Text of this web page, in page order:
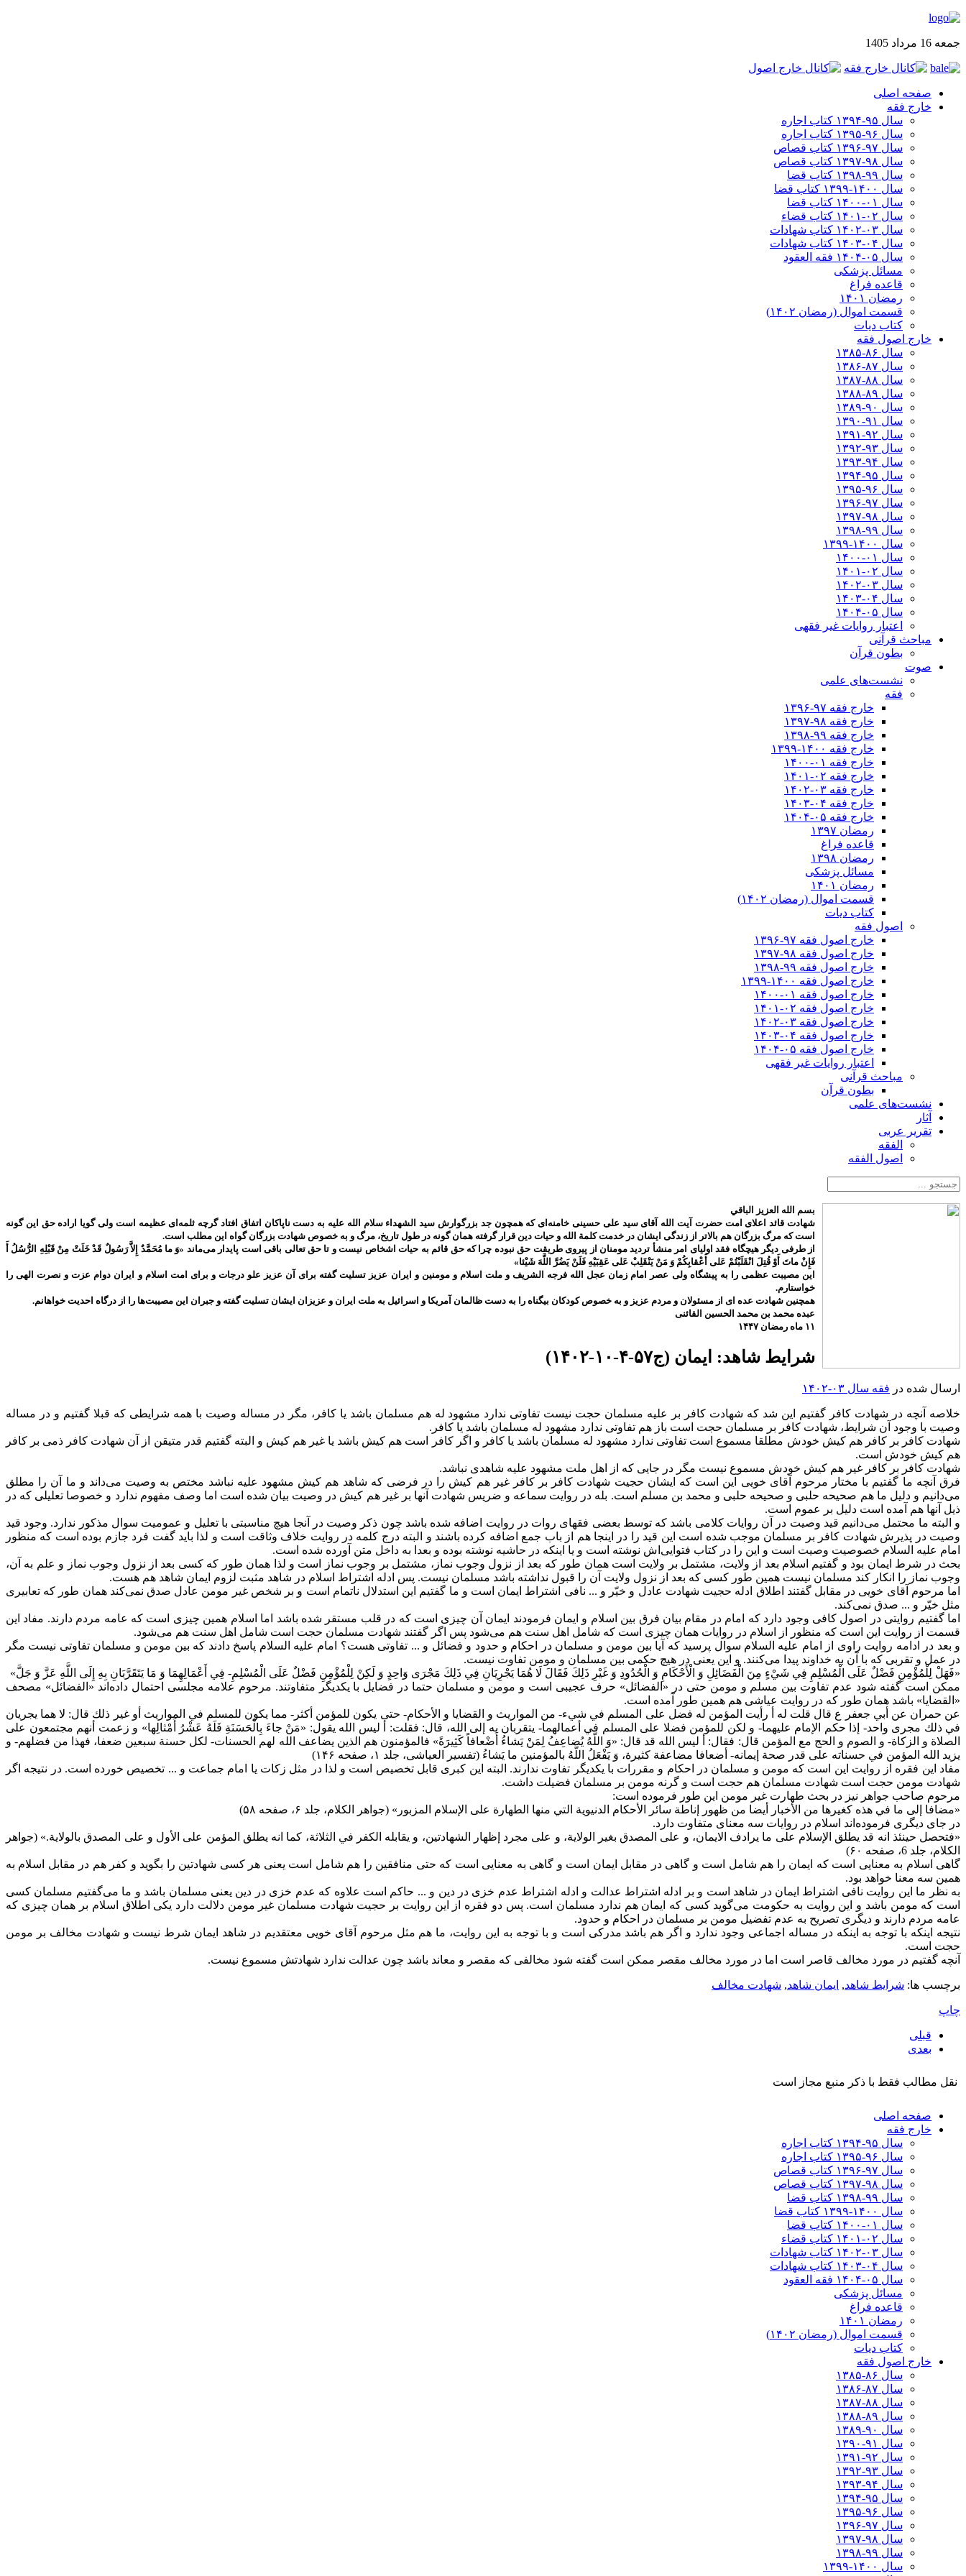
جمعه 16 مرداد 1405
صفحه اصلی
خارج فقه
سال ۹۵-۱۳۹۴ کتاب اجاره
سال ۹۶-۱۳۹۵ کتاب اجاره
سال ۹۷-۱۳۹۶ کتاب قصاص
سال ۹۸-۱۳۹۷ کتاب قصاص
سال ۹۹-۱۳۹۸‍ کتاب قضا
سال ۱۴۰۰-۱۳۹۹ کتاب قضا
سال ۰۱-۱۴۰۰ کتاب قضا
سال ۰۲-۱۴۰۱ کتاب قضاء
سال ۰۳-۱۴۰۲ کتاب شهادات
سال ۰۴-۱۴۰۳ کتاب شهادات
سال ۰۵-۱۴۰۴ فقه العقود
مسائل پزشکی
قاعده فراغ
رمضان ۱۴۰۱
قسمت اموال (رمضان ۱۴۰۲)
کتاب دیات
خارج اصول فقه
سال ۸۶-۱۳۸۵
سال ۸۷-۱۳۸۶
سال ۸۸-۱۳۸۷
سال ۸۹-۱۳۸۸
سال ۹۰-۱۳۸۹
سال ۹۱-۱۳۹۰
سال ۹۲-۱۳۹۱
سال ۹۳-۱۳۹۲
سال ۹۴-۱۳۹۳
سال ۹۵-۱۳۹۴
سال ۹۶-۱۳۹۵
سال ۹۷-۱۳۹۶
سال ۹۸-۱۳۹۷
سال ۹۹-۱۳۹۸‍
سال ۱۴۰۰-۱۳۹۹
سال ۰۱-۱۴۰۰
سال ۰۲-۱۴۰۱
سال ۰۳-۱۴۰۲
سال ۰۴-۱۴۰۳
سال ۰۵-۱۴۰۴
اعتبار روایات غیر فقهی
مباحث قرآنی
بطون قرآن
صوت
نشست‌های علمی
فقه
خارج فقه ۹۷-۱۳۹۶
خارج فقه ۹۸-۱۳۹۷
خارج فقه ۹۹-۱۳۹۸
خارج فقه ۱۴۰۰-۱۳۹۹
خارج فقه ۰۱-۱۴۰۰
خارج فقه ۰۲-۱۴۰۱
خارج فقه ۰۳-۱۴۰۲
خارج فقه ۰۴-۱۴۰۳
خارج فقه ۰۵-۱۴۰۴
رمضان ۱۳۹۷
قاعده فراغ
رمضان ۱۳۹۸
مسائل پزشکی
رمضان ۱۴۰۱
قسمت اموال (رمضان ۱۴۰۲)
کتاب دیات
اصول فقه
خارج اصول فقه ۹۷-۱۳۹۶
خارج اصول فقه ۹۸-۱۳۹۷
خارج اصول فقه ۹۹-۱۳۹۸
خارج اصول فقه ۱۴۰۰-۱۳۹۹
خارج اصول فقه ۰۱-۱۴۰۰
خارج اصول فقه ۰۲-۱۴۰۱
خارج اصول فقه ۰۳-۱۴۰۲
خارج اصول فقه ۰۴-۱۴۰۳
خارج اصول فقه ۰۵-۱۴۰۴
اعتبار روایات غیر فقهی
مباحث قرآنی
بطون قرآن
نشست‌های علمی
آثار
تقریر عربی
الفقه
اصول الفقه
بسم الله العزیز الباقي
شهادت قائد اعلای امت حضرت آیت الله آقای سید علی حسینی خامنه‌ای که همچون جد بزرگوارش سید الشهداء سلام الله علیه به دست ناپاکان اتفاق افتاد گرچه ثلمه‌ای عظیمه است ولی گویا اراده حق این گونه
است که مرگ بزرگان هم بالاتر از زندگی ایشان در خدمت کلمة الله و حیات دین قرار گرفته همان گونه در طول تاریخ، مرگ و به خصوص شهادت بزرگان گواه این مطلب است.
از طرفی دیگر هیچگاه فقد اولیای امر منشأ تردید مومنان از پیروی طریقت حق نبوده چرا که حق قائم به حیات اشخاص نیست و تا حق تعالی باقی است پایدار می‌ماند «وَ ما مُحَمَّدٌ إِلاَّ رَسُولٌ قَدْ خَلَتْ مِنْ قَبْلِهِ الرُّسُلُ أَ
فَإِنْ ماتَ أَوْ قُتِلَ انْقَلَبْتُمْ عَلى‌ أَعْقابِكُمْ وَ مَنْ يَنْقَلِبْ عَلى‌ عَقِبَيْهِ فَلَنْ يَضُرَّ اللَّهَ شَيْئا»
این مصیبت عظمی را به پیشگاه ولی عصر امام زمان عجل الله فرجه الشریف و ملت اسلام و مومنین و ایران عزیز تسلیت گفته برای آن عزیز علو درجات و برای امت اسلام و ایران دوام عزت و نصرت الهی را
خواستارم.
همچنین شهادت عده ای از مسئولان و مردم عزیز و به خصوص کودکان بیگناه را به دست ظالمان آمریکا و اسرائیل به ملت ایران و عزیزان ایشان تسلیت گفته و جبران این مصیبت‌ها را از درگاه احدیت خواهانم.
عبده محمد بن محمد الحسین القائنی
۱۱ ماه رمضان ۱۴۴۷
شرایط شاهد: ایمان (ج۵۷-۴-۱۰-۱۴۰۲)
ارسال شده در فقه سال ۰۳-۱۴۰۲
خلاصه آنچه در شهادت کافر گفتیم این شد که شهادت کافر بر علیه مسلمان حجت نیست تفاوتی ندارد مشهود له هم مسلمان باشد یا کافر، مگر در مساله وصیت با همه شرایطی که قبلا گفتیم و در مساله
وصیت با وجود آن شرایط، شهادت کافر بر مسلمان حجت است باز هم تفاوتی ندارد مشهود له مسلمان باشد یا کافر.
شهادت کافر بر کافر هم کیش خودش مطلقا مسموع است تفاوتی ندارد مشهود له مسلمان باشد یا کافر و اگر کافر است هم کیش باشد یا غیر هم کیش و البته گفتیم قدر متیقن از آن شهادت کافر ذمی بر کافر
هم کیش خودش است.
شهادت کافر بر کافر غیر هم کیش خودش مسموع نیست مگر در جایی که از اهل ملت مشهود علیه شاهدی نباشد.
فرق آنچه ما گفتیم با مختار مرحوم آقای خویی این است که ایشان حجیت شهادت کافر بر کافر غیر هم کیش را در فرضی که شاهد هم کیش مشهود علیه نباشد مختص به وصیت می‌داند و ما آن را مطلق
می‌دانیم و دلیل ما هم صحیحه حلبی و صحیحه حلبی و محمد بن مسلم است. بله در روایت سماعه و ضریس شهادت آنها بر غیر هم کیش در وصیت بیان شده است اما وصف مفهوم ندارد و خصوصا تعلیلی که در
ذیل آنها هم آمده است دلیل بر عموم است.
و البته ما محتمل می‌دانیم قید وصیت در آن روایات کلامی باشد که توسط بعضی فقهای روات در روایت اضافه شده باشد چون ذکر وصیت در آنجا هیچ مناسبتی با تعلیل و عمومیت سوال مذکور ندارد. وجود قید
وصیت در پذیرش شهادت کافر بر مسلمان موجب شده است این قید را در اینجا هم از باب جمع اضافه کرده باشند و البته درج کلمه در روایت خلاف وثاقت است و لذا باید گفت فرد جازم بوده است که منظور
امام علیه السلام خصوصیت وصیت است و این را در کتاب فتوایی‌اش نوشته است و یا اینکه در حاشیه نوشته بوده و بعدا به داخل متن آورده شده است.
بحث در شرط ایمان بود و گفتیم اسلام بعد از ولایت، مشتمل بر ولایت است همان طور که بعد از نزول وجوب نماز، مشتمل بر وجوب نماز است و لذا همان طور که کسی بعد از نزول وجوب نماز و علم به آن،
وجوب نماز را انکار کند مسلمان نیست همین طور کسی که بعد از نزول ولایت آن را قبول نداشته باشد مسلمان نیست. پس ادله اشتراط اسلام در شاهد مثبت لزوم ایمان شاهد هم هست.
اما مرحوم آقای خویی در مقابل گفتند اطلاق ادله حجیت شهادت عادل و خیّر و ... نافی اشتراط ایمان است و ما گفتیم این استدلال ناتمام است و بر شخص غیر مومن عادل صدق نمی‌کند همان طور که تعابیری
مثل خیّر و ... صدق نمی‌کند.
اما گفتیم روایتی در اصول کافی وجود دارد که امام در مقام بیان فرق بین اسلام و ایمان فرمودند ایمان آن چیزی است که در قلب مستقر شده باشد اما اسلام همین چیزی است که عامه مردم دارند. مفاد این
قسمت از روایت این است که منظور از اسلام در روایات همان چیزی است که شامل اهل سنت هم می‌شود پس اگر گفتند شهادت مسلمان حجت است شامل اهل سنت هم می‌شود.
و بعد در ادامه روایت راوی از امام علیه السلام سوال پرسید که آیا بین مومن و مسلمان در احکام و حدود و فضائل و ... تفاوتی هست؟ امام علیه السلام پاسخ دادند که بین مومن و مسلمان تفاوتی نیست مگر
در عمل و تقربی که با آن به خداوند پیدا می‌کنند. و این یعنی در هیچ حکمی بین مسلمان و مومن تفاوت نیست.
«فَهَلْ لِلْمُؤْمِنِ فَضْلٌ عَلَى الْمُسْلِمِ فِي شَيْ‌ءٍ مِنَ الْفَضَائِلِ وَ الْأَحْكَامِ وَ الْحُدُودِ وَ غَيْرِ ذَلِكَ فَقَالَ لَا هُمَا يَجْرِيَانِ فِي ذَلِكَ مَجْرَى وَاحِدٍ وَ لَكِنْ لِلْمُؤْمِنِ فَضْلٌ عَلَى الْمُسْلِمِ- فِي أَعْمَالِهِمَا وَ مَا يَتَقَرَّبَانِ بِهِ إِلَى اللَّهِ عَزَّ وَ جَلَّ»
ممکن است گفته شود عدم تفاوت بین مسلم و مومن حتی در «الفضائل» حرف عجیبی است و مومن و مسلمان حتما در فضایل با یکدیگر متفاوتند. مرحوم علامه مجلسی احتمال داده‌اند «الفضائل» مصحف
«القضایا» باشد همان طور که در روایت عیاشی هم همین طور آمده است.
عن حمران عن أبي جعفر ع قال‏ قلت له أ رأيت المؤمن له فضل‏ على‏ المسلم‏ في شي‏ء- من المواريث و القضايا و الأحكام- حتى يكون للمؤمن أكثر- مما يكون للمسلم في المواريث أو غير ذلك قال: لا هما يجريان
في ذلك مجرى واحد- إذا حكم الإمام عليهما- و لكن للمؤمن فضلا على المسلم في أعمالهما- يتقربان به إلى الله، قال: فقلت: أ ليس الله يقول: «مَنْ جاءَ بِالْحَسَنَةِ فَلَهُ عَشْرُ أَمْثالِها» و زعمت أنهم مجتمعون على
الصلاة و الزكاة- و الصوم و الحج مع المؤمن قال: فقال: أ ليس‏ الله قد قال: «وَ اللَّهُ يُضاعِفُ لِمَنْ يَشاءُ أَضْعافاً كَثِيرَةً» فالمؤمنون هم الذين يضاعف الله لهم الحسنات- لكل حسنة سبعين ضعفا، فهذا من فضلهم- و
يزيد الله المؤمن في حسناته على قدر صحة إيمانه- أضعافا مضاعفة كثيرة، وَ يَفْعَلُ اللَّهُ‏ بالمؤمنين‏ ما يَشاءُ (تفسیر العیاشی، جلد ۱، صفحه ۱۴۶)
مفاد این فقره از روایت این است که مومن و مسلمان در احکام و مقررات با یکدیگر تفاوت ندارند. البته این کبری قابل تخصیص است و لذا در مثل زکات یا امام جماعت و ... تخصیص خورده است. در نتیجه اگر
شهادت مومن حجت است شهادت مسلمان هم حجت است و گرنه مومن بر مسلمان فضیلت داشت.
مرحوم صاحب جواهر نیز در بحث طهارت غیر مومن این طور فرموده است:
«مضافا إلى ما في هذه كغيرها من الأخبار أيضا من ظهور إناطة سائر الأحكام الدنيوية التي منها الطهارة على الإسلام المزبور» (جواهر الکلام، جلد ۶، صفحه ۵۸)
در جای دیگری فرموده‌اند اسلام در روایات سه معنای متفاوت دارد.
«فتحصل حينئذ انه قد يطلق الإسلام على ما يرادف الايمان، و على المصدق بغير الولاية، و على مجرد إظهار الشهادتين، و يقابله الكفر في الثلاثة، كما انه يطلق المؤمن على الأول و على المصدق بالولاية.» (جواهر
الکلام، جلد 6، صفحه ۶۰)
گاهی اسلام به معنایی است که ایمان را هم شامل است و گاهی در مقابل ایمان است و گاهی به معنایی است که حتی منافقین را هم شامل است یعنی هر کسی شهادتین را بگوید و کفر هم در مقابل اسلام به
همین سه معنا خواهد بود.
به نظر ما این روایت نافی اشتراط ایمان در شاهد است و بر ادله اشتراط عدالت و ادله اشتراط عدم خزی در دین و ... حاکم است علاوه که عدم خزی در دین یعنی مسلمان باشد و ما می‌گفتیم مسلمان کسی
است که مومن باشد و این روایت به حکومت می‌گوید کسی که ایمان هم ندارد مسلمان است. پس دو فقره از این روایت بر حجیت شهادت مسلمان غیر مومن دلالت دارد یکی اطلاق اسلام بر همان چیزی که
عامه مردم دارند و دیگری تصریح به عدم تفضیل مومن بر مسلمان در احکام و حدود.
نتیجه اینکه با توجه به اینکه در مساله اجماعی وجود ندارد و اگر هم باشد مدرکی است و با توجه به این روایت، ما هم مثل مرحوم آقای خویی معتقدیم در شاهد ایمان شرط نیست و شهادت مخالف بر مومن
حجت است.
آنچه گفتیم در مورد مخالف قاصر است اما در مورد مخالف مقصر ممکن است گفته شود مخالفی که مقصر و معاند باشد چون عدالت ندارد شهادتش مسموع نیست.
برچسب ها: شرایط شاهد, ایمان شاهد, شهادت مخالف
چاپ
قبلی
بعدی
نقل مطالب فقط با ذکر منبع مجاز است
صفحه اصلی
خارج فقه
سال ۹۵-۱۳۹۴ کتاب اجاره
سال ۹۶-۱۳۹۵ کتاب اجاره
سال ۹۷-۱۳۹۶ کتاب قصاص
سال ۹۸-۱۳۹۷ کتاب قصاص
سال ۹۹-۱۳۹۸‍ کتاب قضا
سال ۱۴۰۰-۱۳۹۹ کتاب قضا
سال ۰۱-۱۴۰۰ کتاب قضا
سال ۰۲-۱۴۰۱ کتاب قضاء
سال ۰۳-۱۴۰۲ کتاب شهادات
سال ۰۴-۱۴۰۳ کتاب شهادات
سال ۰۵-۱۴۰۴ فقه العقود
مسائل پزشکی
قاعده فراغ
رمضان ۱۴۰۱
قسمت اموال (رمضان ۱۴۰۲)
کتاب دیات
خارج اصول فقه
سال ۸۶-۱۳۸۵
سال ۸۷-۱۳۸۶
سال ۸۸-۱۳۸۷
سال ۸۹-۱۳۸۸
سال ۹۰-۱۳۸۹
سال ۹۱-۱۳۹۰
سال ۹۲-۱۳۹۱
سال ۹۳-۱۳۹۲
سال ۹۴-۱۳۹۳
سال ۹۵-۱۳۹۴
سال ۹۶-۱۳۹۵
سال ۹۷-۱۳۹۶
سال ۹۸-۱۳۹۷
سال ۹۹-۱۳۹۸‍
سال ۱۴۰۰-۱۳۹۹